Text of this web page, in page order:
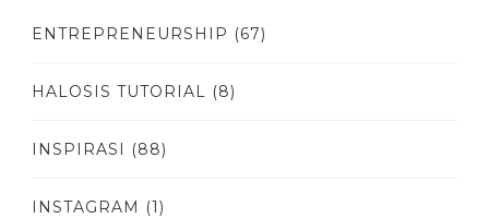
ENTREPRENEURSHIP (67)
HALOSIS TUTORIAL (8)
INSPIRASI (88)
INSTAGRAM (1)